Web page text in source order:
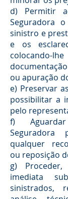
d) Permitir
Seguradora
sinistro e
e os
colocando-
ou apuração
e) Preservar
possibilitar a
pelo
f)
qualquer
ou reposição
g)
imediata
sinistrados,